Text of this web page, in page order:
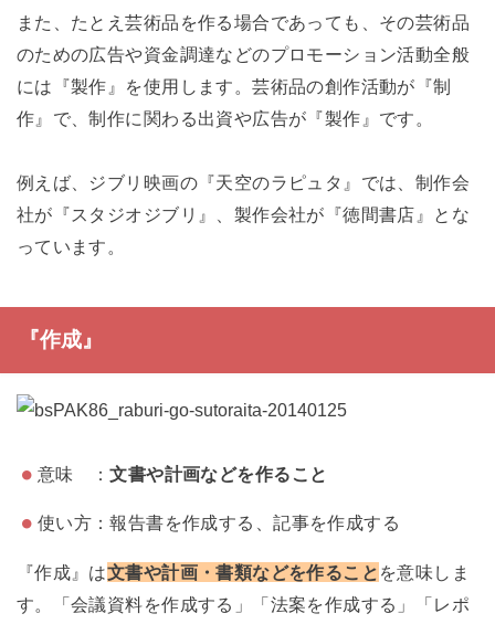
また、たとえ芸術品を作る場合であっても、その芸術品
のための広告や資金調達などのプロモーション活動全般
には『製作』を使用します。芸術品の創作活動が『制
作』で、制作に関わる出資や広告が『製作』です。
例えば、ジブリ映画の『天空のラピュタ』では、制作会
社が『スタジオジブリ』、製作会社が『徳間書店』とな
っています。
『作成』
意味 ：文書や計画などを作ること
使い方：報告書を作成する、記事を作成する
『作成』は文書や計画・書類などを作ること を意味しま
す。「会議資料を作成する」「法案を作成する」「レポ